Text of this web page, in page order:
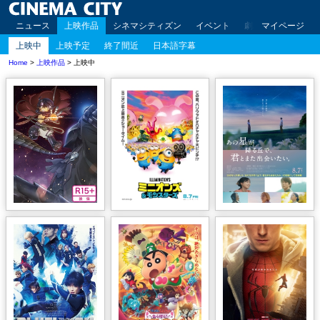
ニュース 上映作品 シネマシティズン イベント 劇場案内 アク
マイページ
上映中
上映予定 終了間近 日本語字幕
Home > 上映作品 > 上映中